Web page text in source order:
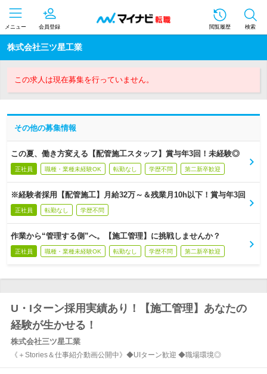
メニュー 会員登録 閲覧履歴 検索
株式会社三ツ星工業
この求人は現在募集を行っていません。
その他の募集情報
この夏、働き方変える【配管施工スタッフ】賞与年3回！未経験◎
正社員 職種・業種未経験OK 転勤なし 学歴不問 第二新卒歓迎
※経験者採用【配管施工】月給32万～＆残業月10h以下！賞与年3回
正社員 転勤なし 学歴不問
作業から“管理する側”へ。【施工管理】に挑戦しませんか？
正社員 職種・業種未経験OK 転勤なし 学歴不問 第二新卒歓迎
U・Iターン採用実績あり！【施工管理】あなたの
経験が生かせる！
株式会社三ツ星工業
《＋Stories＆仕事紹介動画公開中》◆UIターン歓迎 ◆職場環境◎